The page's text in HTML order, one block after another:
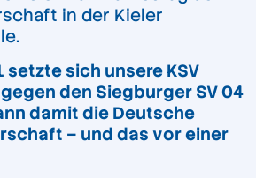
in der Kieler
setzte sich unsere KSV
den Siegburger SV 04
damit die Deutsche
– und das vor einer